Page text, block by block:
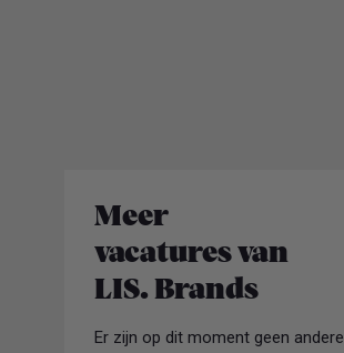
Meer
vacatures van
LIS. Brands
Er zijn op dit moment geen andere